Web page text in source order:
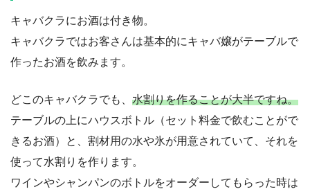
キャバクラにお酒は付き物。
キャバクラではお客さんは基本的にキャバ嬢がテーブルで
作ったお酒を飲みます。
どこのキャバクラでも、 水割りを作ることが大半ですね。
テーブルの上にハウスボトル（セット料金で飲むことがで
きるお酒）と、割材用の水や氷が用意されていて、それを
使って水割りを作ります。
ワインやシャンパンのボトルをオーダーしてもらった時は